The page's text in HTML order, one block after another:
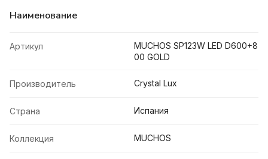
Наименование
Артикул
MUCHOS SP123W LED D600+8
00 GOLD
Производитель Crystal Lux
Страна Испания
Коллекция MUCHOS